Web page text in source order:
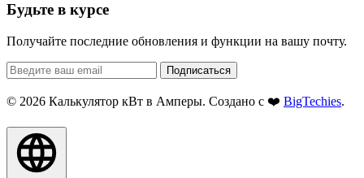
Будьте в курсе
Получайте последние обновления и функции на вашу почту.
Подписаться
© 2026 Калькулятор кВт в Амперы. Создано с ❤️ BigTechies.